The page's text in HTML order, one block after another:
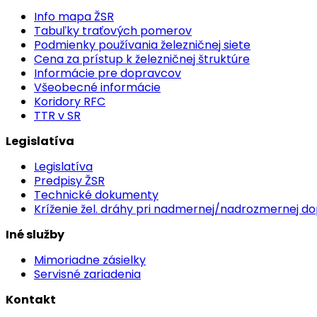
Info mapa ŽSR
Tabuľky traťových pomerov
Podmienky používania železničnej siete
Cena za prístup k železničnej štruktúre
Informácie pre dopravcov
Všeobecné informácie
Koridory RFC
TTR v SR
Legislatíva
Legislatíva
Predpisy ŽSR
Technické dokumenty
Kríženie žel. dráhy pri nadmernej/nadrozmernej
Iné služby
Mimoriadne zásielky
Servisné zariadenia
Kontakt